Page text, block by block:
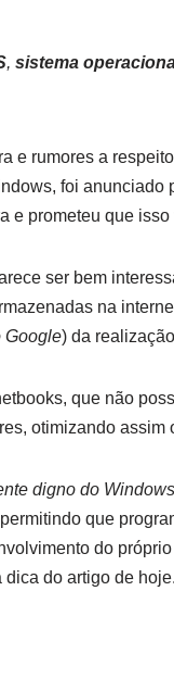
, sistema
e rumores a
foi
e prometeu que
ser bem
na
Google) da
que não
otimizando assim
digno do
que
do
do artigo de hoje.